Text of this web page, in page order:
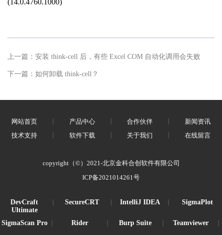
(14.0.4760.1000)
上一篇： 安装 think-cell 后，有些 Excel COM 自动化调用会失败
下一篇： 如何卸载 think-cell？
网站首页 产品中心 合作伙伴
新闻资讯
技术支持
软件下载 关于我们 在线留言
copyright（©）2021-北京金科合创软件有限公司
ICP备2021014261号
DevCraft
Ultimate
SecureCRT IntelliJ IDEA SigmaPlot
SigmaScan Pro Rider Burp Suite Teamviewer